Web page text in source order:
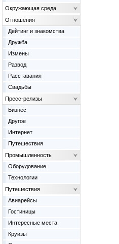
Окружающая среда
Отношения
Дейтинг и знакомства
Дружба
Измены
Развод
Расставания
Свадьбы
Пресс-релизы
Бизнес
Другое
Интернет
Путешествия
Промышленность
Оборудование
Технологии
Путешествия
Авиарейсы
Гостиницы
Интересные места
Круизы